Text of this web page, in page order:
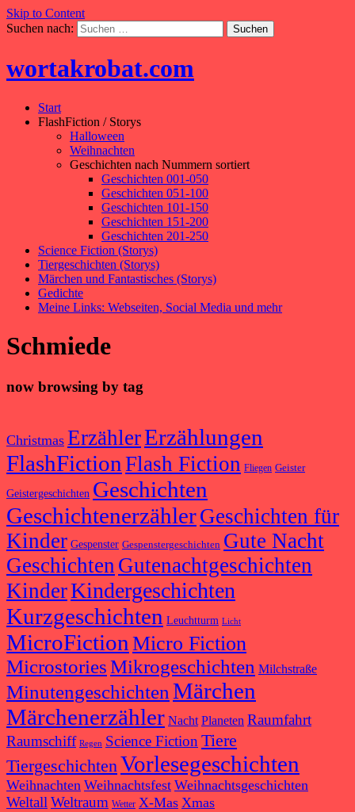
Skip to Content
Suchen nach:
wortakrobat.com
Start
FlashFiction / Storys
Halloween
Weihnachten
Geschichten nach Nummern sortiert
Geschichten 001-050
Geschichten 051-100
Geschichten 101-150
Geschichten 151-200
Geschichten 201-250
Science Fiction (Storys)
Tiergeschichten (Storys)
Märchen und Fantastisches (Storys)
Gedichte
Meine Links: Webseiten, Social Media und mehr
Schmiede
now browsing by tag
Christmas ErzählerErzählungen
FlashFictionFlash Fiction Fliegen Geister
Geistergeschichten Geschichten
GeschichtenerzählerGeschichten für
Kinder Gespenster Gespenstergeschichten Gute Nacht
Geschichten Gutenachtgeschichten
KinderKindergeschichten
Kurzgeschichten Leuchtturm Licht
MicroFictionMicro Fiction
MicrostoriesMikrogeschichten Milchstraße
MinutengeschichtenMärchen
Märchenerzähler Nacht Planeten Raumfahrt
Raumschiff Regen Science FictionTiere
TiergeschichtenVorlesegeschichten
Weihnachten Weihnachtsfest Weihnachtsgeschichten
WeltallWeltraum Wetter X-Mas Xmas